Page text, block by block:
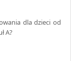
dla dzieci od
A?